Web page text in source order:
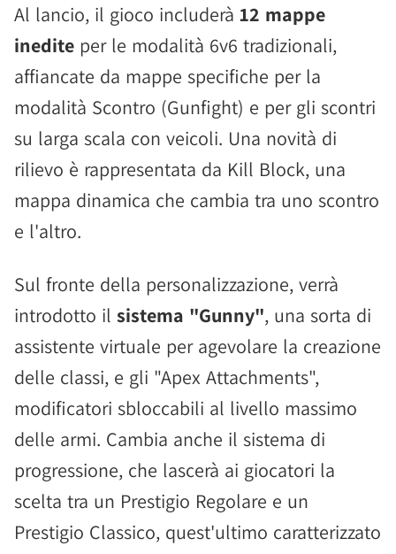
Al lancio, il gioco includerà 12 mappe
inedite per le modalità 6v6 tradizionali,
affiancate da mappe specifiche per la
modalità Scontro (Gunfight) e per gli scontri
su larga scala con veicoli. Una novità di
rilievo è rappresentata da Kill Block, una
mappa dinamica che cambia tra uno scontro
e l'altro.
Sul fronte della personalizzazione, verrà
introdotto il sistema "Gunny", una sorta di
assistente virtuale per agevolare la creazione
delle classi, e gli "Apex Attachments",
modificatori sbloccabili al livello massimo
delle armi. Cambia anche il sistema di
progressione, che lascerà ai giocatori la
scelta tra un Prestigio Regolare e un
Prestigio Classico, quest'ultimo caratterizzato